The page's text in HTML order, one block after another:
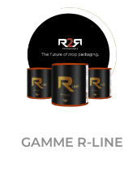
GAMME R-LINE